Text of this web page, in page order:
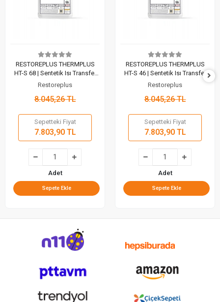
RESTOREPLUS THERMPLUS
HT-S 68 | Sentetik Isı Transfer
Yağı (5 Lt)
Restoreplus
8.045,26 TL
Sepetteki Fiyat
7.803,90 TL
Adet
Sepete Ekle
RESTOREPLUS THERMPLUS
HT-S 46 | Sentetik Isı Transfer
Yağı (5 Lt)
Restoreplus
8.045,26 TL
Sepetteki Fiyat
7.803,90 TL
Adet
Sepete Ekle